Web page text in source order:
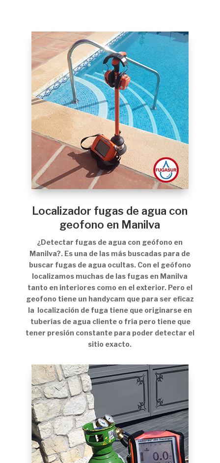
Localizador fugas de agua con
geofono en Manilva
¿Detectar fugas de agua con geófono en
Manilva?. Es una de las más buscadas para de
buscar fugas de agua ocultas. Con el geófono
localizamos muchas de las fugas en Manilva
tanto en interiores como en el exterior. Pero el
geofono tiene un handycam que para ser eficaz
la localización de fuga tiene que originarse en
tuberías de agua cliente o fría pero tiene que
tener presión constante para poder detectar el
sitio exacto.